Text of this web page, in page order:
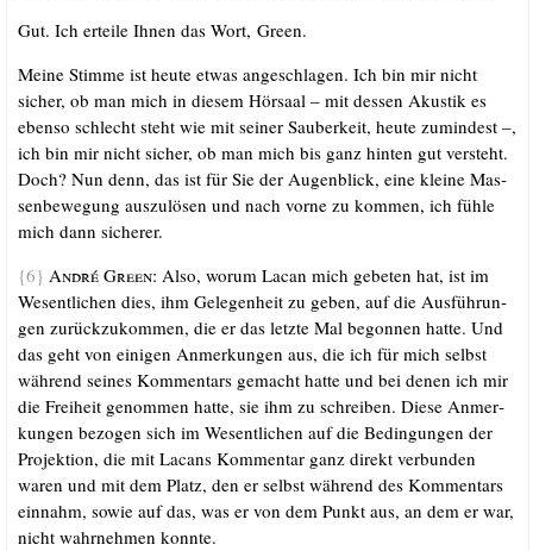
Gut. Ich ertei­le Ihnen das Wort, Green.
Mei­ne Stim­me ist heu­te etwas ange­schla­gen. Ich bin mir nicht
sicher, ob man mich in die­sem Hör­saal – mit des­sen Akus­tik es
eben­so schlecht steht wie mit sei­ner Sau­ber­keit, heu­te zumin­dest –,
ich bin mir nicht sicher, ob man mich bis ganz hin­ten gut ver­steht.
Doch? Nun denn, das ist für Sie der Augen­blick, eine klei­ne Mas­
sen­be­we­gung aus­zu­lö­sen und nach vor­ne zu kom­men, ich füh­le
mich dann sicherer.
{6} André Green: Also, wor­um Lacan mich gebe­ten hat, ist im
Wesent­li­chen dies, ihm Gele­gen­heit zu geben, auf die Aus­füh­run­
gen zurück­zu­kom­men, die er das letz­te Mal begon­nen hat­te. Und
das geht von eini­gen Anmer­kun­gen aus, die ich für mich selbst
wäh­rend sei­nes Kom­men­tars gemacht hat­te und bei denen ich mir
die Frei­heit genom­men hat­te, sie ihm zu schrei­ben. Die­se Anmer­
kun­gen bezo­gen sich im Wesent­li­chen auf die Bedin­gun­gen der
Pro­jek­ti­on, die mit Lacans Kom­men­tar ganz direkt ver­bun­den
waren und mit dem Platz, den er selbst wäh­rend des Kom­men­tars
ein­nahm, sowie auf das, was er von dem Punkt aus, an dem er war,
nicht wahr­neh­men konnte.